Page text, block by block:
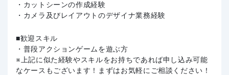
・カットシーンの作成経験
・カメラ及びレイアウトのデザイナ業務経験
歓迎スキル
・普段アクションゲームを遊ぶ方
上記に似た経験やスキルをお持ちであれば申し込み可能
なケースもございます！まずはお気軽にご相談ください！